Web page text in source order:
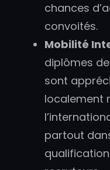
chances
convoités.
Mobilité
diplômes
sont
localement
partout